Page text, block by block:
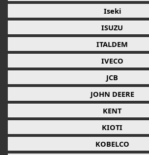
Iseki
ISUZU
ITALDEM
IVECO
JCB
JOHN DEERE
KENT
KIOTI
KOBELCO